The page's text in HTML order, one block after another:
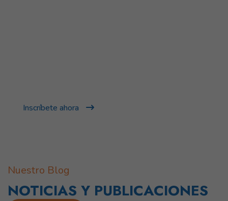
Inscríbete ahora
Nuestro Blog
NOTICIAS Y PUBLICACIONES